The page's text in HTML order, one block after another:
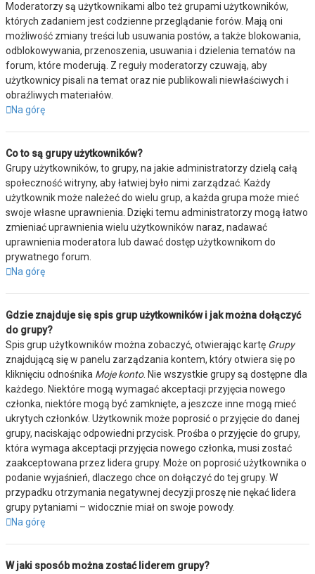
Moderatorzy są użytkownikami albo też grupami użytkowników,
których zadaniem jest codzienne przeglądanie forów. Mają oni
możliwość zmiany treści lub usuwania postów, a także blokowania,
odblokowywania, przenoszenia, usuwania i dzielenia tematów na
forum, które moderują. Z reguły moderatorzy czuwają, aby
użytkownicy pisali na temat oraz nie publikowali niewłaściwych i
obraźliwych materiałów.
Na górę
Co to są grupy użytkowników?
Grupy użytkowników, to grupy, na jakie administratorzy dzielą całą
społeczność witryny, aby łatwiej było nimi zarządzać. Każdy
użytkownik może należeć do wielu grup, a każda grupa może mieć
swoje własne uprawnienia. Dzięki temu administratorzy mogą łatwo
zmieniać uprawnienia wielu użytkowników naraz, nadawać
uprawnienia moderatora lub dawać dostęp użytkownikom do
prywatnego forum.
Na górę
Gdzie znajduje się spis grup użytkowników i jak można dołączyć
do grupy?
Spis grup użytkowników można zobaczyć, otwierając kartę Grupy
znajdującą się w panelu zarządzania kontem, który otwiera się po
kliknięciu odnośnika Moje konto. Nie wszystkie grupy są dostępne dla
każdego. Niektóre mogą wymagać akceptacji przyjęcia nowego
członka, niektóre mogą być zamknięte, a jeszcze inne mogą mieć
ukrytych członków. Użytkownik może poprosić o przyjęcie do danej
grupy, naciskając odpowiedni przycisk. Prośba o przyjęcie do grupy,
która wymaga akceptacji przyjęcia nowego członka, musi zostać
zaakceptowana przez lidera grupy. Może on poprosić użytkownika o
podanie wyjaśnień, dlaczego chce on dołączyć do tej grupy. W
przypadku otrzymania negatywnej decyzji proszę nie nękać lidera
grupy pytaniami – widocznie miał on swoje powody.
Na górę
W jaki sposób można zostać liderem grupy?